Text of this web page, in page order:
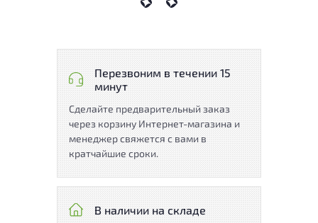
Перезвоним в течении 15
минут
Сделайте предварительный заказ
через корзину Интернет-магазина и
менеджер свяжется с вами в
кратчайшие сроки.
В наличии на складе